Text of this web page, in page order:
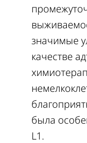
значимые
качестве
была
L1.